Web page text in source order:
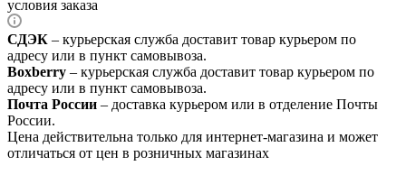
условия заказа
СДЭК – курьерская служба доставит товар курьером по
адресу или в пункт самовывоза.
Boxberry – курьерская служба доставит товар курьером по
адресу или в пункт самовывоза.
Почта России – доставка курьером или в отделение Почты
России.
Цена действительна только для интернет-магазина и может
отличаться от цен в розничных магазинах